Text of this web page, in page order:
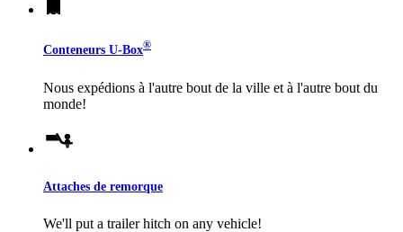
Conteneurs U-Box®
Nous expédions à l'autre bout de la ville et à l'autre bout du
monde!
Attaches de remorque
We'll put a trailer hitch on any vehicle!